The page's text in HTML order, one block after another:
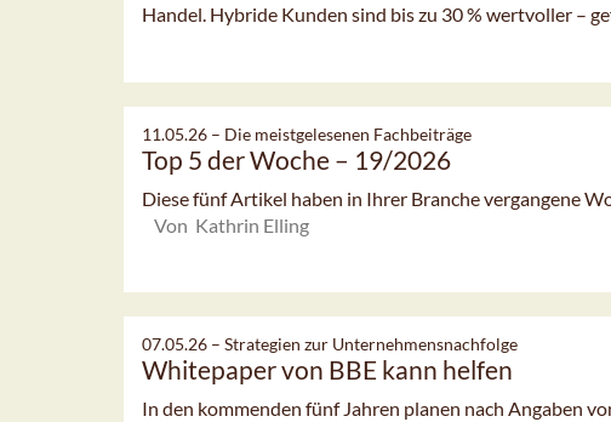
Handel. Hybride Kunden sind bis zu 30 % wertvoller –
11.05.26 – Die meistgelesenen Fachbeiträge
Top 5 der Woche – 19/2026
Diese fünf Artikel haben in Ihrer Branche vergangene
Von Kathrin Elling
07.05.26 – Strategien zur Unternehmensnachfolge
Whitepaper von BBE kann helfen
In den kommenden fünf Jahren planen nach Angaben